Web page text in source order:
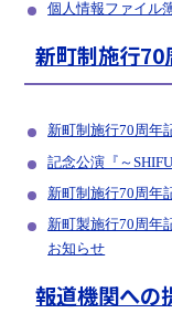
個人情報ファイル
新町制施行
新町制施行70周年
記念公演『­～
新町制施行70周年
新町製施行70周年
お知らせ
報道機関への